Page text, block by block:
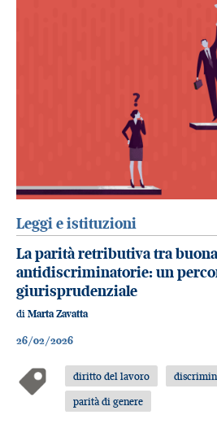
Leggi e istituzioni
La parità retributiva tra
antidiscriminatorie: un
giurisprudenziale
di Marta Zavatta
26/02/2026
diritto del lavoro
parità di genere